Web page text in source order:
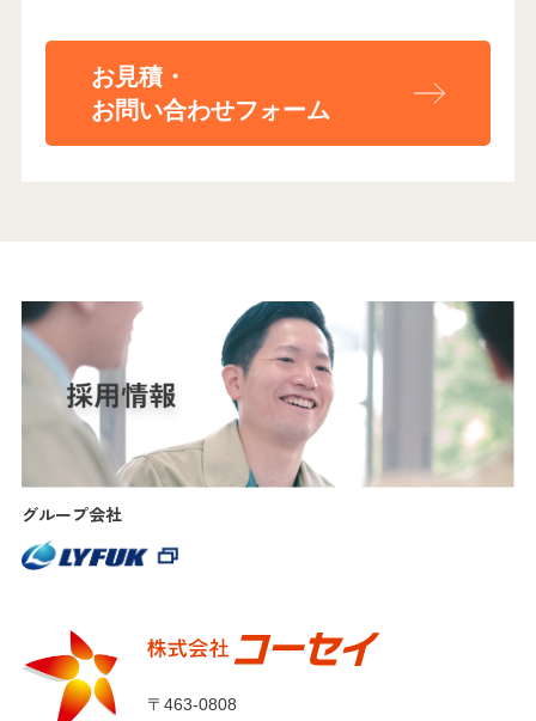
お見積・
お問い合わせフォーム
〒463-0808
グループ会社